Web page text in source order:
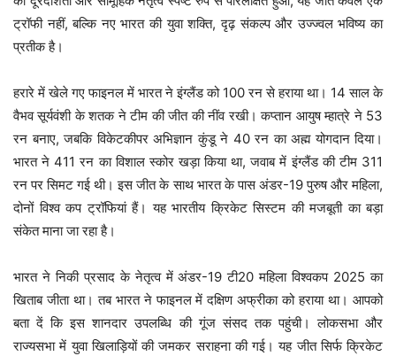
ट्रॉफी नहीं, बल्कि नए भारत की युवा शक्ति, दृढ़ संकल्प और उज्ज्वल भविष्य का
प्रतीक है।
हरारे में खेले गए फाइनल में भारत ने इंग्लैंड को 100 रन से हराया था। 14 साल के
वैभव सूर्यवंशी के शतक ने टीम की जीत की नींव रखी। कप्तान आयुष म्हात्रे ने 53
रन बनाए, जबकि विकेटकीपर अभिज्ञान कुंडू ने 40 रन का अह्म योगदान दिया।
भारत ने 411 रन का विशाल स्कोर खड़ा किया था, जवाब में इंग्लैंड की टीम 311
रन पर सिमट गई थी। इस जीत के साथ भारत के पास अंडर-19 पुरुष और महिला,
दोनों विश्व कप ट्रॉफियां हैं। यह भारतीय क्रिकेट सिस्टम की मजबूती का बड़ा
संकेत माना जा रहा है।
भारत ने निकी प्रसाद के नेतृत्व में अंडर-19 टी20 महिला विश्वकप 2025 का
खिताब जीता था। तब भारत ने फाइनल में दक्षिण अफ्रीका को हराया था। आपको
बता दें कि इस शानदार उपलब्धि की गूंज संसद तक पहुंची। लोकसभा और
राज्यसभा में युवा खिलाड़ियों की जमकर सराहना की गई। यह जीत सिर्फ क्रिकेट